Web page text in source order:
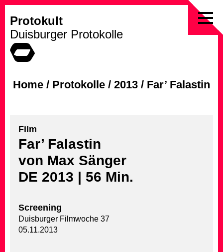
to
Protokult
Duisburger Protokolle
Home / Protokolle / 2013 / Far’ Falastin
Film
Far’ Falastin
von Max Sänger
DE 2013 | 56 Min.
Screening
Duisburger Filmwoche 37
05.11.2013